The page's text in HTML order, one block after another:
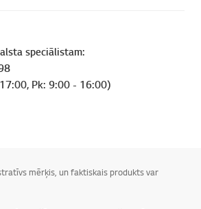
speciālistam:
Pk: 9:00 - 16:00)
mērķis, un faktiskais produkts var